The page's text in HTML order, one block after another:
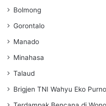
Bolmong
Gorontalo
Manado
Minahasa
Talaud
Brigjen TNI Wahyu Eko